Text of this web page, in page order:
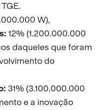
W),
12% (1.200.000.000
daqueles que foram
do
31% (3.100.000.000
e a inovação